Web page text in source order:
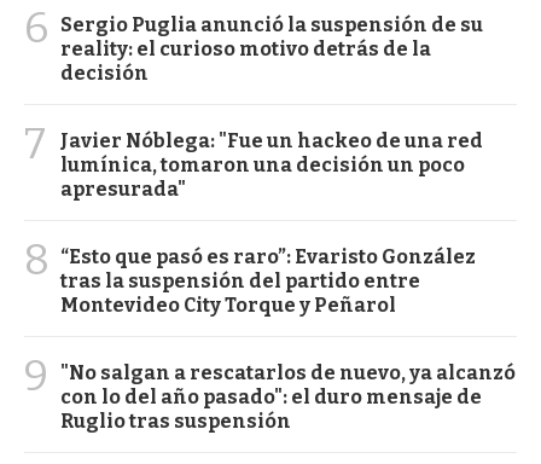
6
Sergio Puglia anunció la suspensión de su
reality: el curioso motivo detrás de la
decisión
7
Javier Nóblega: "Fue un hackeo de una red
lumínica, tomaron una decisión un poco
apresurada"
8
“Esto que pasó es raro”: Evaristo González
tras la suspensión del partido entre
Montevideo City Torque y Peñarol
9
"No salgan a rescatarlos de nuevo, ya alcanzó
con lo del año pasado": el duro mensaje de
Ruglio tras suspensión